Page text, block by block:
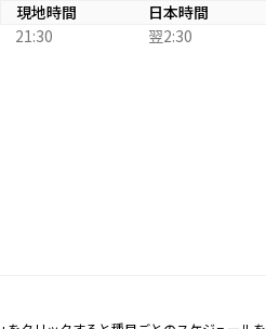
現地時間 日本時間
21:30
翌2:30